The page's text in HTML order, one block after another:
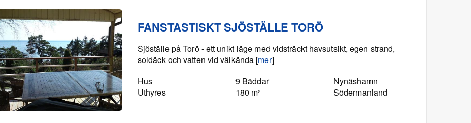
FANSTASTISKT SJÖSTÄLLE TORÖ
Sjöställe på Torö - ett unikt läge med vidsträckt havsutsikt, egen strand,
soldäck och vatten vid välkända [mer]
Hus
Uthyres
9 Bäddar
180 m²
Nynäshamn
Södermanland